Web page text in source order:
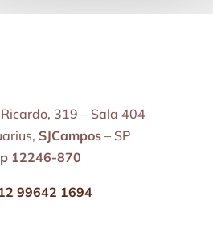
319 – Sala 404
SJCampos – SP
12246-870
99642 1694